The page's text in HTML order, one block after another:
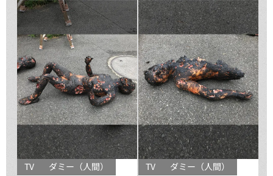
TV ダミー（人間） TV ダミー（人間）